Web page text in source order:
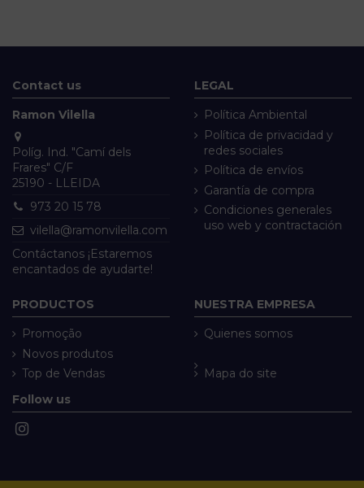
Contact us
Ramon Vilella
Políg. Ind. "Camí dels
Frares" C/F
25190 - LLEIDA
973 20 15 78
vilella@ramonvilella.com
Contáctanos ¡Estaremos
encantados de ayudarte!
LEGAL
Política Ambiental
Política de privacidad y
redes sociales
Política de envíos
Garantía de compra
Condiciones generales
uso web y contractación
PRODUCTOS
Promoção
Novos produtos
Top de Vendas
NUESTRA EMPRESA
Quienes somos
Mapa do site
Follow us